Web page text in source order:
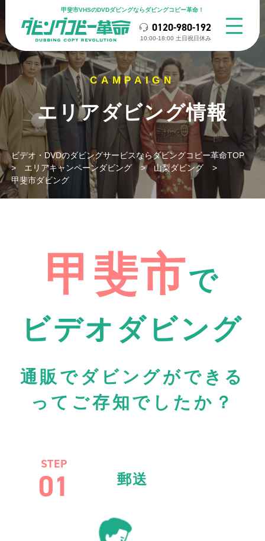
甲斐市VHSのDVDダビングならダビングコピー革命！
0120-980-192
10:00-18:00 ⼟⽇祝⽇休み
エリアダビング情報
ビデオ・DVDのダビングサービスならダビングコピー革命TOP
> エリアキャンペーンダビング >山梨ダビング >
甲斐市ダビング
甲斐市で
ビデオダビング
通販でダビングができる
ってご存知でしたか？
STEP
01 郵送